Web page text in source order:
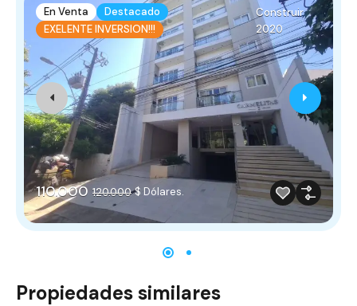
En Venta
Destacado
EXELENTE INVERSION!!!
Construir
2020
110.000 120.000 $ Dólares.
Propiedades similares